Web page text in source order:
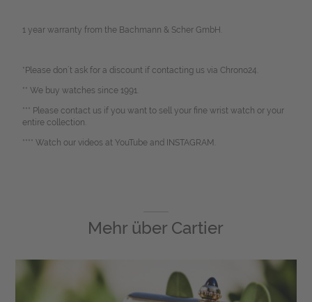
1 year warranty from the Bachmann & Scher GmbH.
*Please don`t ask for a discount if contacting us via Chrono24.
** We buy watches since 1991.
*** Please contact us if you want to sell your fine wrist watch or your
entire collection.
**** Watch our videos at YouTube and INSTAGRAM.
Mehr über Cartier